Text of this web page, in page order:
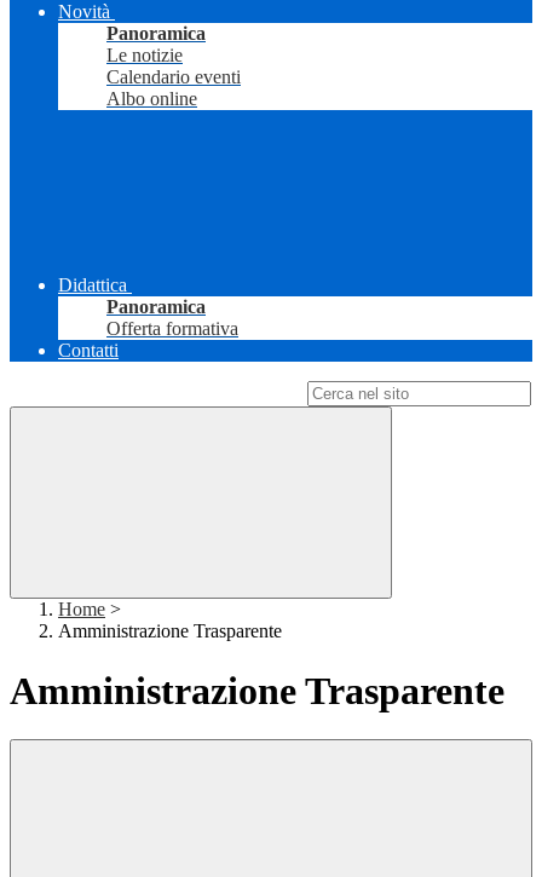
Novità
Panoramica
Le notizie
Calendario eventi
Albo online
Didattica
Panoramica
Offerta formativa
Contatti
Home >
Amministrazione Trasparente
Amministrazione Trasparente